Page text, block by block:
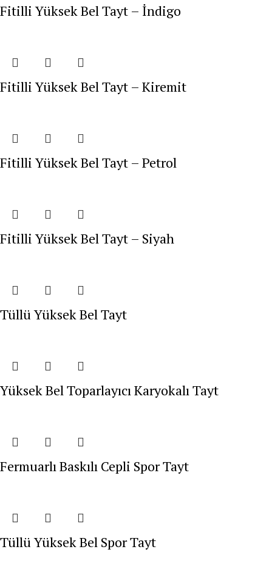
Fitilli Yüksek Bel Tayt – İndigo
Fitilli Yüksek Bel Tayt – Kiremit
Fitilli Yüksek Bel Tayt – Petrol
Fitilli Yüksek Bel Tayt – Siyah
Tüllü Yüksek Bel Tayt
Yüksek Bel Toparlayıcı Karyokalı Tayt
Fermuarlı Baskılı Cepli Spor Tayt
Tüllü Yüksek Bel Spor Tayt